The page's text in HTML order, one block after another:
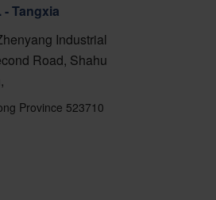
Tangxia
Industrial
Road, Shahu
Province 523710